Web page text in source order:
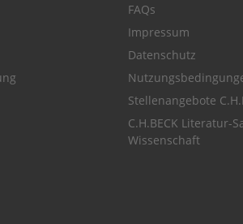
FAQs
Impressum
Datenschutz
Stellenangebote
C.H.BECK Literatur-
Wissenschaft